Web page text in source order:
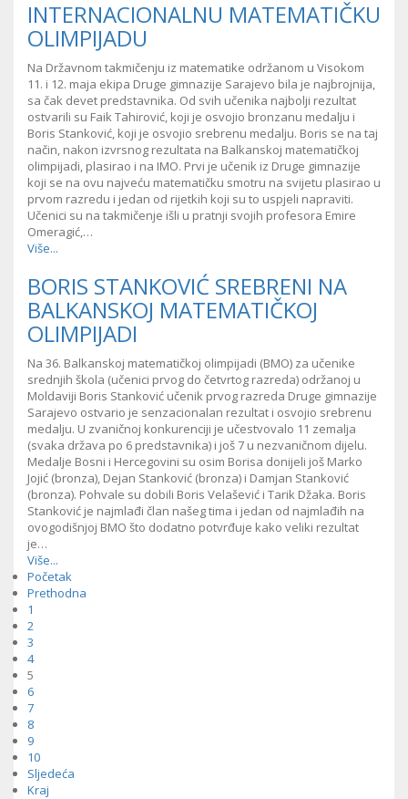
INTERNACIONALNU MATEMATIČKU
OLIMPIJADU
Na Državnom takmičenju iz matematike održanom u Visokom
11. i 12. maja ekipa Druge gimnazije Sarajevo bila je najbrojnija,
sa čak devet predstavnika. Od svih učenika najbolji rezultat
ostvarili su Faik Tahirović, koji je osvojio bronzanu medalju i
Boris Stanković, koji je osvojio srebrenu medalju. Boris se na taj
način, nakon izvrsnog rezultata na Balkanskoj matematičkoj
olimpijadi, plasirao i na IMO. Prvi je učenik iz Druge gimnazije
koji se na ovu najveću matematičku smotru na svijetu plasirao u
prvom razredu i jedan od rijetkih koji su to uspjeli napraviti.
Učenici su na takmičenje išli u pratnji svojih profesora Emire
Omeragić,…
Više...
BORIS STANKOVIĆ SREBRENI NA
BALKANSKOJ MATEMATIČKOJ
OLIMPIJADI
Na 36. Balkanskoj matematičkoj olimpijadi (BMO) za učenike
srednjih škola (učenici prvog do četvrtog razreda) održanoj u
Moldaviji Boris Stanković učenik prvog razreda Druge gimnazije
Sarajevo ostvario je senzacionalan rezultat i osvojio srebrenu
medalju. U zvaničnoj konkurenciji je učestvovalo 11 zemalja
(svaka država po 6 predstavnika) i još 7 u nezvaničnom dijelu.
Medalje Bosni i Hercegovini su osim Borisa donijeli još Marko
Jojić (bronza), Dejan Stanković (bronza) i Damjan Stanković
(bronza). Pohvale su dobili Boris Velašević i Tarik Džaka. Boris
Stanković je najmlađi član našeg tima i jedan od najmlađih na
ovogodišnjoj BMO što dodatno potvrđuje kako veliki rezultat
je…
Više...
Početak
Prethodna
1
2
3
4
5
6
7
8
9
10
Sljedeća
Kraj